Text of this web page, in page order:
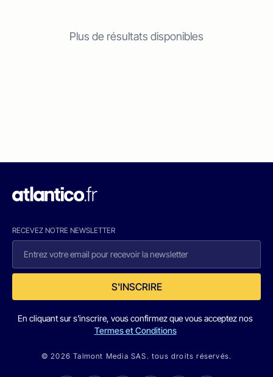
Plus de résultats disponibles
RECEVEZ NOTRE NEWSLETTER
S'INSCRIRE
En cliquant sur s'inscrire, vous confirmez que vous acceptez nos
Termes et Conditions
© 2026 Talmont Media SAS. tous droits réservés.